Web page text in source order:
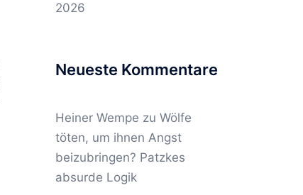
2026
Neueste Kommentare
Heiner Wempe zu Wölfe
töten, um ihnen Angst
beizubringen? Patzkes
absurde Logik